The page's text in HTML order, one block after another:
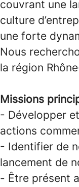
couvrant une
culture
une forte
Nous
la région
Missions
- Développer
actions
- Identifier de
lancement de
- Être présent